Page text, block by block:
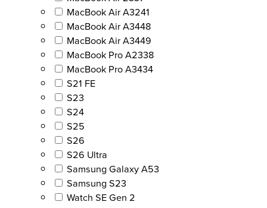
MacBook Air A3241
MacBook Air A3448
MacBook Air A3449
MacBook Pro A2338
MacBook Pro A3434
S21 FE
S23
S24
S25
S26
S26 Ultra
Samsung Galaxy A53
Samsung S23
Watch SE Gen 2